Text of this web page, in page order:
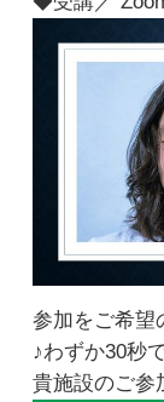
参加をご希望
♪わずか30秒
貴施設のご